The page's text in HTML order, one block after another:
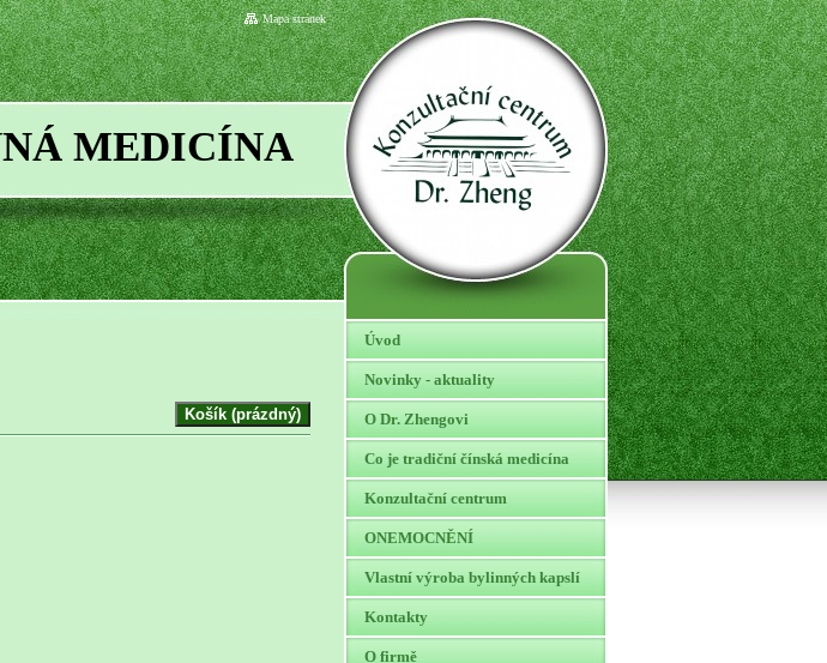
MEDICÍNA
Mapa stránek
Úvod
Novinky - aktuality
O Dr. Zhengovi
Co je tradiční čínská medicína
Konzultační centrum
ONEMOCNĚNÍ
Vlastní výroba bylinných kapslí
Kontakty
O firmě